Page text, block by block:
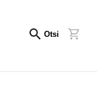
Otsi